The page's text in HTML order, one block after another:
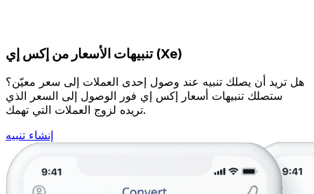
تنبيهات الأسعار من إكس إي (Xe)
هل تريد أن يصلك تنبيه عند وصول إحدى العملات إلى سعر معيّن؟
ستصلك تنبيهات أسعار إكس إي فور الوصول إلى السعر الذي
تريده لزوج العملات التي تهمك.
إنشاء تنبيه